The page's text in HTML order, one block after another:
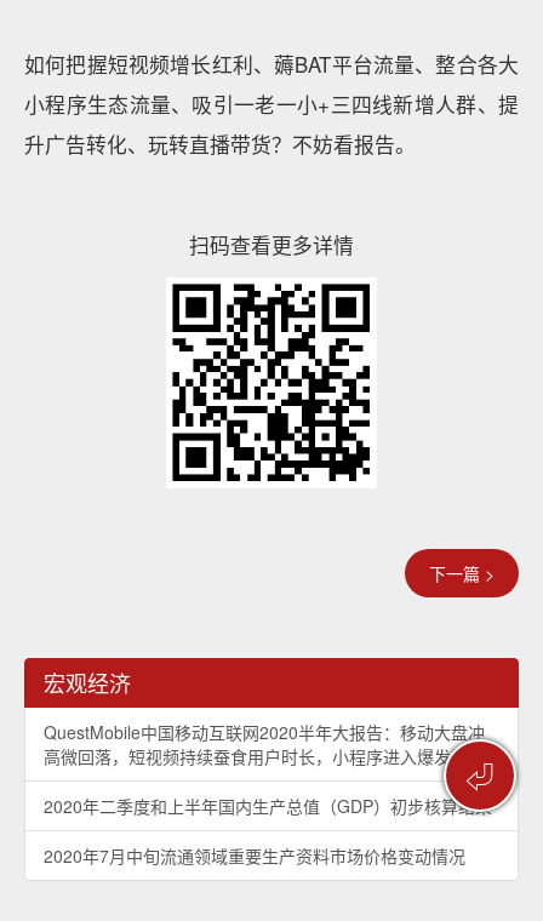
⏎
如何把握短视频增长红利、薅BAT平台流量、整合各大
小程序生态流量、吸引一老一小+三四线新增人群、提
升广告转化、玩转直播带货？不妨看报告。
扫码查看更多详情
下一篇 >
宏观经济
QuestMobile中国移动互联网2020半年大报告：移动大盘冲
高微回落，短视频持续蚕食用户时长，小程序进入爆发期
2020年二季度和上半年国内生产总值（GDP）初步核算结果
2020年7月中旬流通领域重要生产资料市场价格变动情况